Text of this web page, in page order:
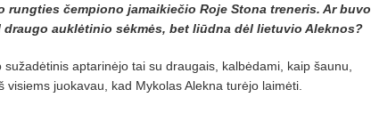
rungties čempiono jamaikiečio Roje Stona treneris. Ar buvo
draugo auklėtinio sėkmės, bet liūdna dėl lietuvio Aleknos?
aptarinėjo tai su draugais, kalbėdami, kaip šaunu,
visiems juokavau, kad Mykolas Alekna turėjo laimėti.